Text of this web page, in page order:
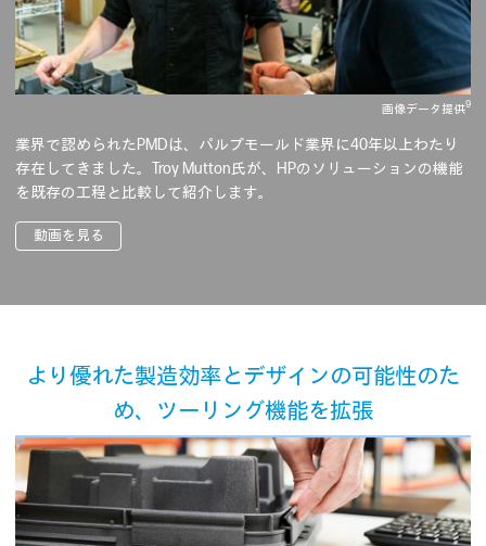
画像データ提供9
業界で認められたPMDは、パルプモールド業界に40年以上わたり
存在してきました。Troy Mutton氏が、HPのソリューションの機能
を既存の工程と比較して紹介します。
動画を見る
より優れた製造効率とデザインの可能性のた
め、 ツーリング機能を拡張